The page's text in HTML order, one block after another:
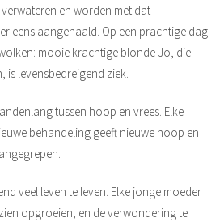
en worden met dat
eens aangehaald. Op een prachtige dag
mooie krachtige blonde Jo, die
is levensbedreigend ziek.
tussen hoop en vrees. Elke
behandeling geeft nieuwe hoop en
veel leven te leven. Elke jonge moeder
opgroeien, en de verwondering te